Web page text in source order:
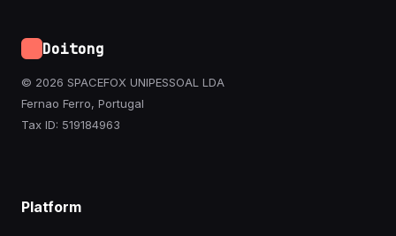
Doitong
© 2026 SPACEFOX UNIPESSOAL LDA
Fernao Ferro, Portugal
Tax ID: 519184963
Platform